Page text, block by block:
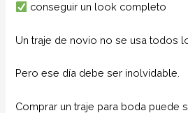
conseguir un look completo
Un traje de novio no se usa todos
Pero ese día debe ser inolvidable.
Comprar un traje para boda puede